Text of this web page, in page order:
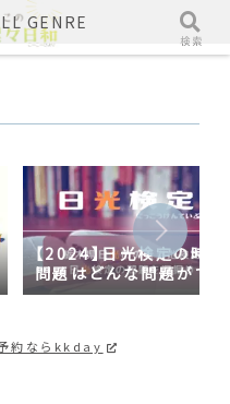
GENRE
【2024】日光検定の時事
問題はどんな問題がでる
の？2023年の時事問題
約ならkkday
検索